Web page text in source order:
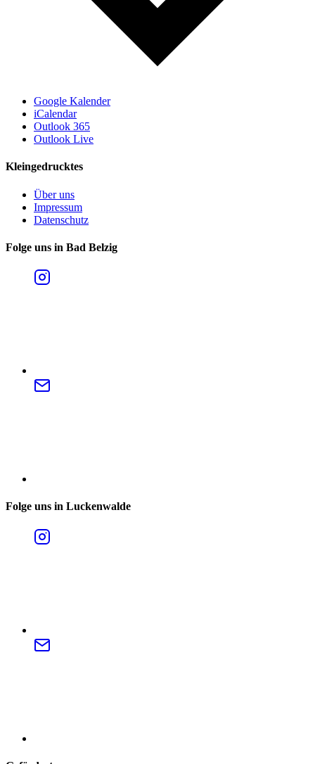
Google Kalender
iCalendar
Outlook 365
Outlook Live
Kleingedrucktes
Über uns
Impressum
Datenschutz
Folge uns in Bad Belzig
Folge uns in Luckenwalde